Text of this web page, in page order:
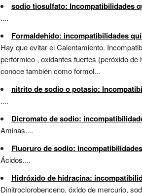
sodio tiosulfato: Incompatibilidades
....
Formaldehído: incompatibilidades
Hay que evitar el Calentamiento.
perfórmico , oxidantes fuertes (peróxido
conoce también como formol...
nitrito de sodio o potasio:
....
Dicromato de sodio:
Aminas....
Fluoruro de sodio:
Ácidos....
Hidróxido de hidracina:
Dinitroclorobenceno, óxido de mercurio,